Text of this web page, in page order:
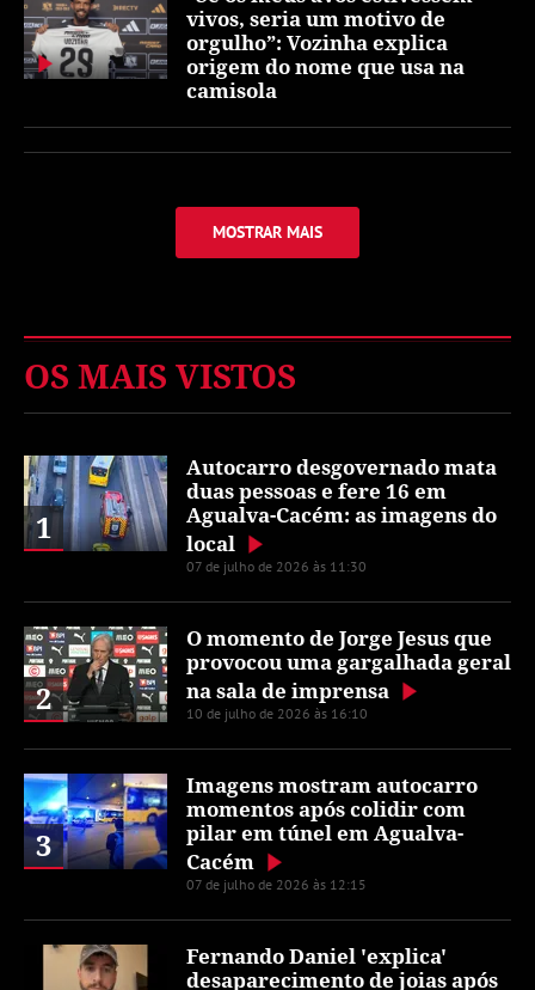
vivos, seria um motivo de
orgulho”: Vozinha explica
origem do nome que usa na
camisola
MOSTRAR MAIS
OS MAIS VISTOS
1
Autocarro desgovernado mata
duas pessoas e fere 16 em
Agualva-Cacém: as imagens do
local
07 de julho de 2026 às 11:30
2
O momento de Jorge Jesus que
provocou uma gargalhada geral
na sala de imprensa
10 de julho de 2026 às 16:10
3
Imagens mostram autocarro
momentos após colidir com
pilar em túnel em Agualva-
Cacém
07 de julho de 2026 às 12:15
Fernando Daniel 'explica'
desaparecimento de joias após